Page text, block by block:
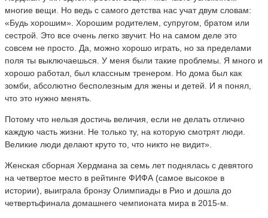
многие вещи. Но ведь с самого детства нас учат двум словам:
«Будь хорошим». Хорошим родителем, супругом, братом или
сестрой. Это все очень легко звучит. Но на самом деле это
совсем не просто. Да, можно хорошо играть, но за пределами
поля ты выключаешься. У меня были такие проблемы. Я много и
хорошо работал, был классным тренером. Но дома был как
зомби, абсолютно бесполезным для жены и детей. И я понял,
что это нужно менять.
Потому что нельзя достичь величия, если не делать отлично
каждую часть жизни. Не только ту, на которую смотрят люди.
Великие люди делают круто то, что никто не видит».
Женская сборная Хердмана за семь лет поднялась с девятого
на четвертое место в рейтинге ФИФА (самое высокое в
истории), выиграла бронзу Олимпиады в Рио и дошла до
четвертьфинала домашнего чемпионата мира в 2015-м.